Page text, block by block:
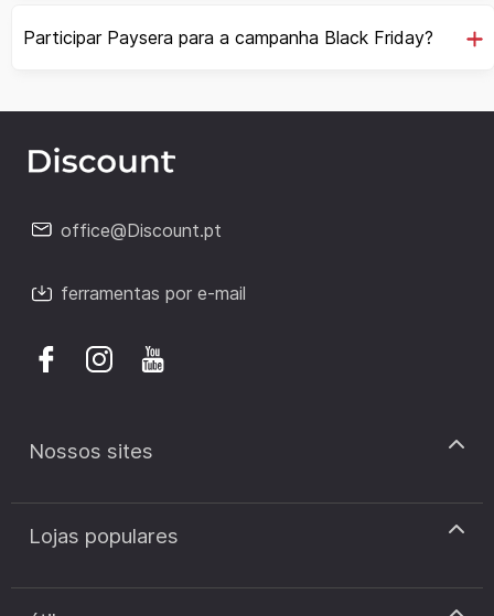
Participar Paysera para a campanha Black Friday?
office@Discount.pt
ferramentas por e-mail
Nossos sites
discount.pt
discount.sk
Lojas populares
Cupão de desconto Zooplus